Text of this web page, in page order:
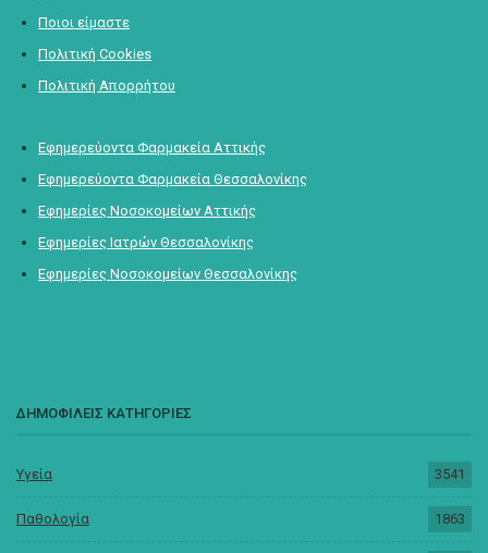
Ποιοι είμαστε
Πολιτική Cookies
Πολιτική Απορρήτου
Εφημερεύοντα Φαρμακεία Αττικής
Εφημερεύοντα Φαρμακεία Θεσσαλονίκης
Εφημερίες Νοσοκομείων Αττικής
Εφημερίες Ιατρών Θεσσαλονίκης
Εφημερίες Νοσοκομείων Θεσσαλονίκης
ΔΗΜΟΦΙΛΕΙΣ ΚΑΤΗΓΟΡΙΕΣ
Υγεία 3541
Παθολογία 1863